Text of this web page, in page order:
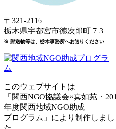
〒321-2116
栃木県宇都宮市徳次郎町 7-3
※ 郵送物等は、栃木事務所へお送りください
このウェブサイトは
「関西NGO協議会×真如苑・
年度関西地域NGO助成
プログラム」により制作しまし